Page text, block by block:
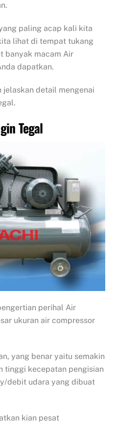
paling acap kali kita
lihat di tempat tukang
banyak macam Air
dapatkan.
jelaskan detail mengenai
Tegal
perihal Air
ukuran air compressor
yang benar yaitu semakin
tinggi kecepatan pengisian
debit udara yang dibuat
kian pesat